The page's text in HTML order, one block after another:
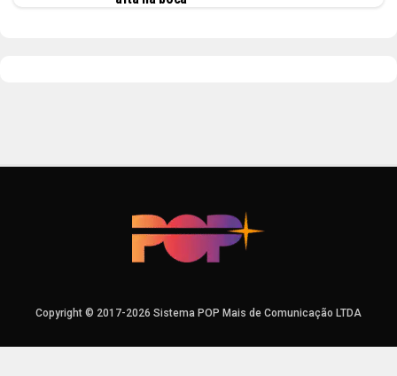
Copyright © 2017-2026 Sistema POP Mais de Comunicação LTDA